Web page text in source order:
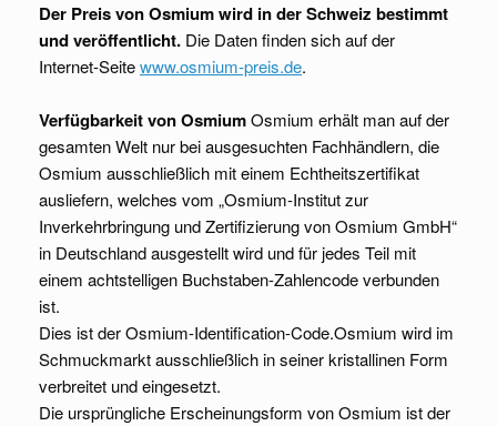
Der Preis von Osmium wird in der Schweiz bestimmt
und veröffentlicht. Die Daten finden sich auf der
Internet-Seitewww.osmium-preis.de.
Verfügbarkeit von OsmiumOsmium erhält man auf der
gesamten Welt nur bei ausgesuchten Fachhändlern, die
Osmium ausschließlich mit einem Echtheitszertifikat
ausliefern, welches vom „Osmium-Institut zur
Inverkehrbringung und Zertifizierung von Osmium GmbH“
in Deutschland ausgestellt wird und für jedes Teil mit
einem achtstelligen Buchstaben-Zahlencode verbunden
ist.
Dies ist der Osmium-Identification-Code.Osmium wird im
Schmuckmarkt ausschließlich in seiner kristallinen Form
verbreitet und eingesetzt.
Die ursprüngliche Erscheinungsform von Osmium ist der